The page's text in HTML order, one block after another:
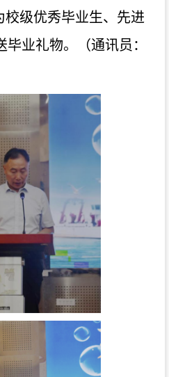
校级优秀毕业生、先进
业礼物。（通讯员：